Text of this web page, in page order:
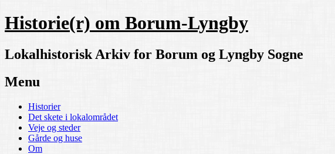
Historie(r) om Borum-Lyngby
Lokalhistorisk Arkiv for Borum og Lyngby Sogne
Menu
Skip
content
Historier
Det skete i lokalområdet
Veje og steder
Gårde og huse
Om